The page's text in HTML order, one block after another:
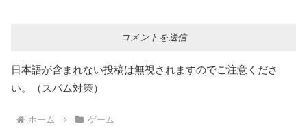
日本語が含まれない投稿は無視されますのでご注意くださ
い。（スパム対策）
ホーム ゲーム